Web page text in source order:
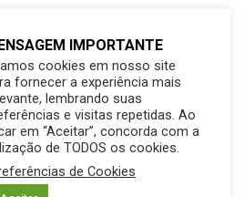
IMPORTANTE
cookies em nosso site
fornecer a experiência mais
lembrando suas
e visitas repetidas. Ao
em “Aceitar”, concorda com a
de TODOS os cookies.
de Cookies